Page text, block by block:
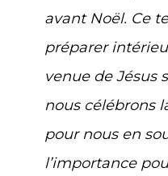
avant Noël. Ce
préparer
venue de Jésus
nous célébrons
pour nous en
l’importance